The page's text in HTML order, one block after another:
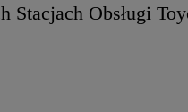
Stacjach Obsługi